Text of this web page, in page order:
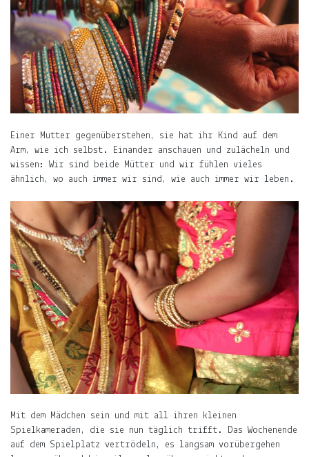
Gib
deine
Mail-
Adresse
gibt.
Mail-
Adresse
Abonnieren
Gern
gelesen
Die
Welt
in
Arme
schließen.
Mary
Einer Mutter gegenüberstehen, sie hat ihr Kind auf dem
Arm, wie ich selbst. Einander anschauen und zulächeln und
wissen: Wir sind beide Mütter und wir fühlen vieles
ähnlich, wo auch immer wir sind, wie auch immer wir leben.
Mit dem Mädchen sein und mit all ihren kleinen
Spielkameraden, die sie nun täglich trifft. Das Wochenende
auf dem Spielplatz vertrödeln, es langsam vorübergehen